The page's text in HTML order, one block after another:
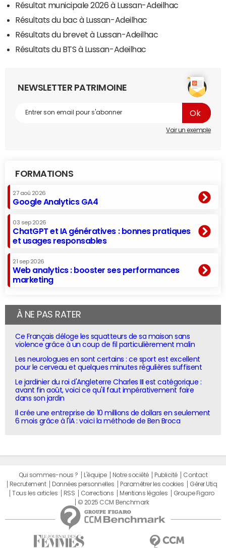
Résultat municipale 2026 à Lussan-Adeilhac
Résultats du bac à Lussan-Adeilhac
Résultats du brevet à Lussan-Adeilhac
Résultats du BTS à Lussan-Adeilhac
NEWSLETTER PATRIMOINE
Voir un exemple
FORMATIONS
27 aoû 2026
Google Analytics GA4
03 sep 2026
ChatGPT et IA génératives : bonnes pratiques
et usages responsables
21 sep 2026
Web analytics : booster ses performances
marketing
À NE PAS RATER
Ce Français déloge les squatteurs de sa maison sans
violence grâce à un coup de fil particulièrement malin
Les neurologues en sont certains : ce sport est excellent
pour le cerveau et quelques minutes régulières suffisent
Le jardinier du roi d'Angleterre Charles III est catégorique :
avant fin août, voici ce qu'il faut impérativement faire
dans son jardin
Il crée une entreprise de 10 millions de dollars en seulement
6 mois grâce à l'IA : voici la méthode de Ben Broca
Qui sommes-nous ? L'équipe Notre société Publicité
Contact
Recrutement
Données personnelles Paramétrer les cookies
Gérer Utiq
Tous les articles
RSS Corrections Mentions légales
Groupe Figaro
© 2025 CCM Benchmark